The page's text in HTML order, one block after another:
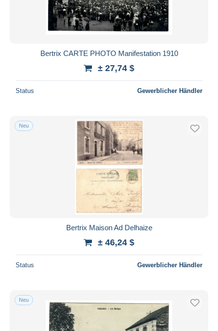
Bertrix CARTE PHOTO Manifestation 1910
± 27,74 $
Status Gewerblicher Händler
Neu
Bertrix Maison Ad Delhaize
± 46,24 $
Status Gewerblicher Händler
Neu